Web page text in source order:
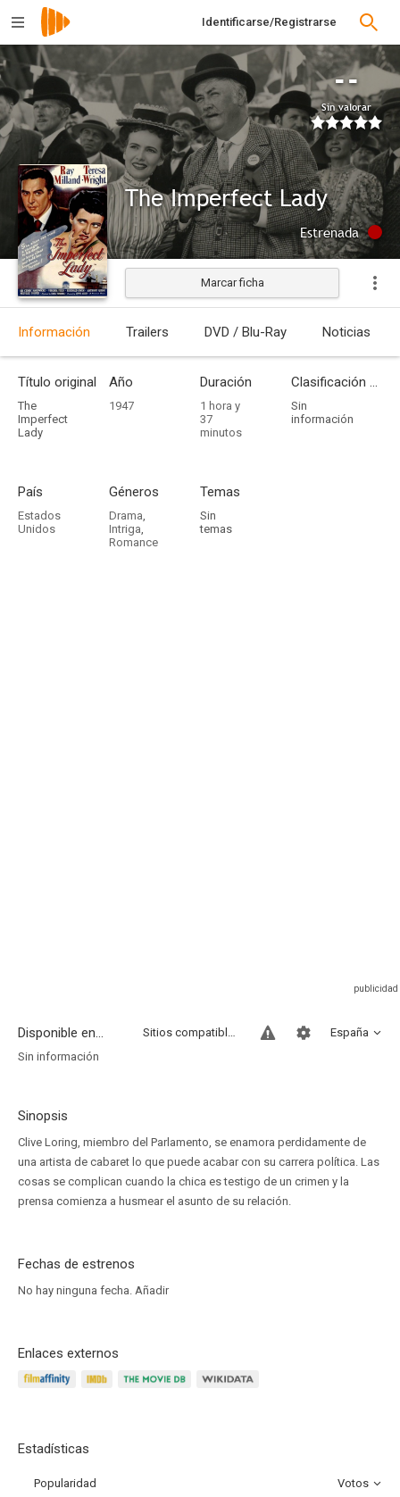
Identificarse/Registrarse
--
Sin valorar
The Imperfect Lady
Estrenada
Marcar ficha
Información Trailers DVD / Blu-Ray Noticias
Título original
The
Imperfect
Lady
Año
1947
Duración
1 hora y
37
minutos
Clasificación por edades
Sin
información
País
Estados
Unidos
Géneros
Drama,
Intriga,
Romance
Temas
Sin
temas
Disponible en... España
Sitios compatibles
Sin información
Sinopsis
Clive Loring, miembro del Parlamento, se enamora perdidamente de
una artista de cabaret lo que puede acabar con su carrera política. Las
cosas se complican cuando la chica es testigo de un crimen y la
prensa comienza a husmear el asunto de su relación.
Fechas de estrenos
No hay ninguna fecha. Añadir
Enlaces externos
Estadísticas
Popularidad Votos